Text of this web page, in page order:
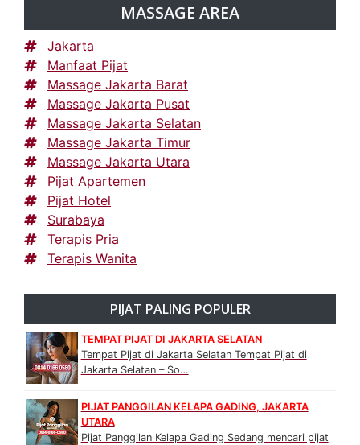
MASSAGE AREA
Jakarta
Manfaat Pijat
Massage Jakarta Barat
Massage Jakarta Pusat
Massage Jakarta Selatan
Massage Jakarta Timur
Massage Jakarta Utara
Pijat Apartemen
Pijat Hotel
Surabaya
Terapis Pria
Terapis Wanita
PIJAT PALING POPULER
TEMPAT PIJAT DI JAKARTA SELATAN
Tempat Pijat di Jakarta Selatan Tempat Pijat di
Jakarta Selatan – So…
PIJAT PANGGILAN KELAPA GADING, JAKARTA
UTARA
Pijat Panggilan Kelapa Gading Sedang mencari pijat